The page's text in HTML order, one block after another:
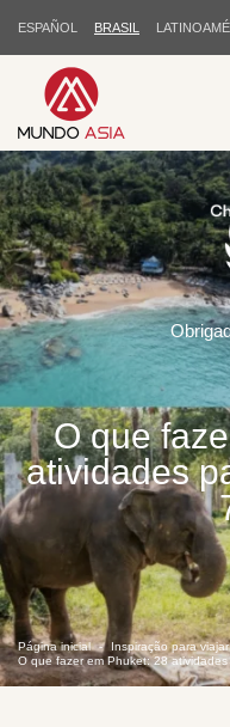
ESPAÑOL BRASIL
O que
atividades
Página inicial
Inspiração para viajar
O que fazer em Phuket: 28